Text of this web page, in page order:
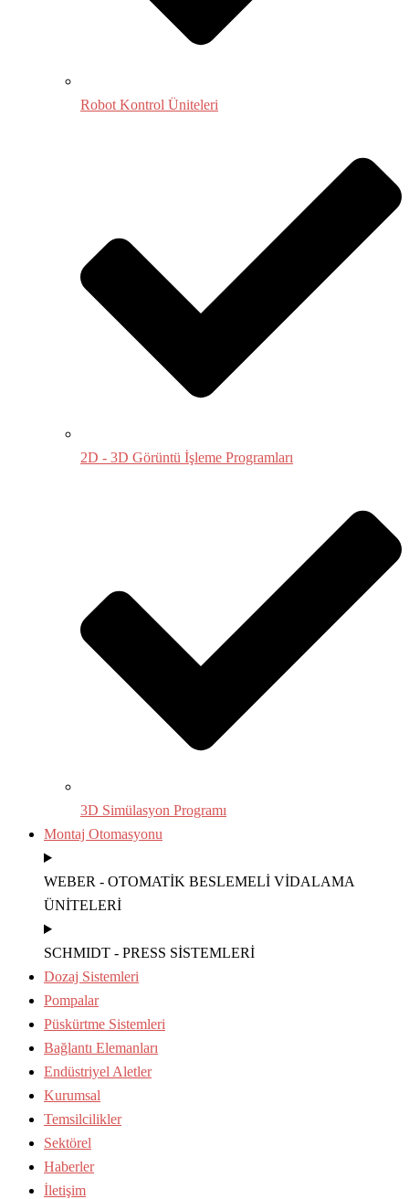
Robot Kontrol Üniteleri
2D - 3D Görüntü İşleme Programları
3D Simülasyon Programı
Montaj Otomasyonu
WEBER - OTOMATİK BESLEMELİ VİDALAMA
ÜNİTELERİ
SCHMIDT - PRESS SİSTEMLERİ
Dozaj Sistemleri
Pompalar
Püskürtme Sistemleri
Bağlantı Elemanları
Endüstriyel Aletler
Kurumsal
Temsilcilikler
Sektörel
Haberler
İletişim